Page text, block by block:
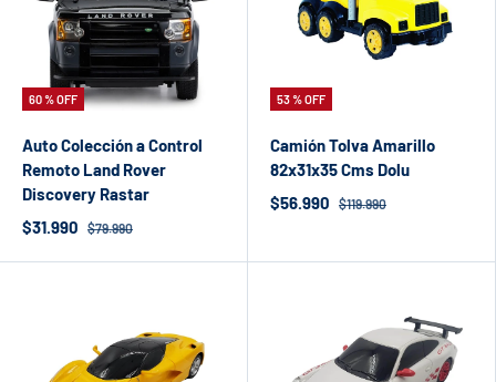
60 % OFF
Auto Colección a Control
Remoto Land Rover
Discovery Rastar
$31.990
$79.990
53 % OFF
Camión Tolva Amarillo
82x31x35 Cms Dolu
$56.990
$119.990